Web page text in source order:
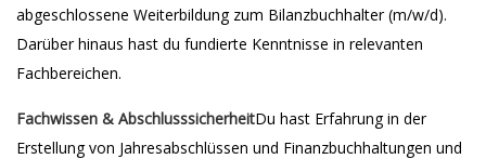
abgeschlossene Weiterbildung zum Bilanzbuchhalter (m/w/d).
Darüber hinaus hast du fundierte Kenntnisse in relevanten
Fachbereichen.
Fachwissen & AbschlusssicherheitDu hast Erfahrung in der
Erstellung von Jahresabschlüssen und Finanzbuchhaltungen und